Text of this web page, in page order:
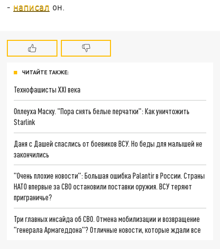
- написал он.
ЧИТАЙТЕ ТАКЖЕ:
Технофашисты XXI века
Оплеуха Маску. "Пора снять белые перчатки": Как уничтожить
Starlink
Даня с Дашей спаслись от боевиков ВСУ. Но беды для малышей не
закончились
"Очень плохие новости": Большая ошибка Palantir в России. Страны
НАТО впервые за СВО остановили поставки оружия. ВСУ теряют
приграничье?
Три главных инсайда об СВО. Отмена мобилизации и возвращение
"генерала Армагеддона"? Отличные новости, которые ждали все